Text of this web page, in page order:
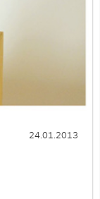
24.01.2013